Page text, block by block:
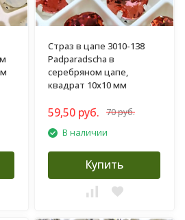
Страз в цапе 3010-138
Padparadscha в
серебряном цапе,
квадрат 10х10 мм
59,50 руб. 70 руб.
В наличии
Купить